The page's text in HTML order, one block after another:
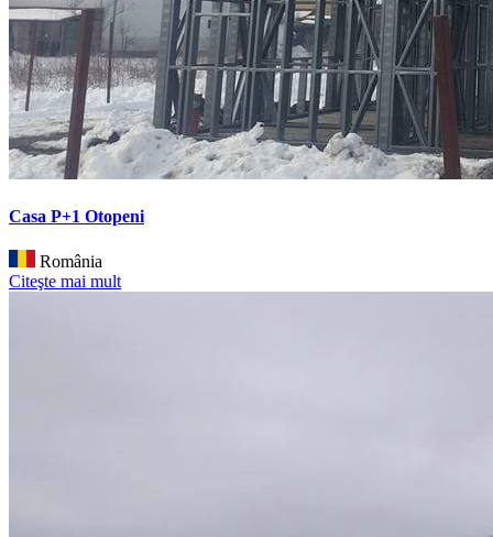
Casa P+1 Otopeni
România
Citeşte mai mult